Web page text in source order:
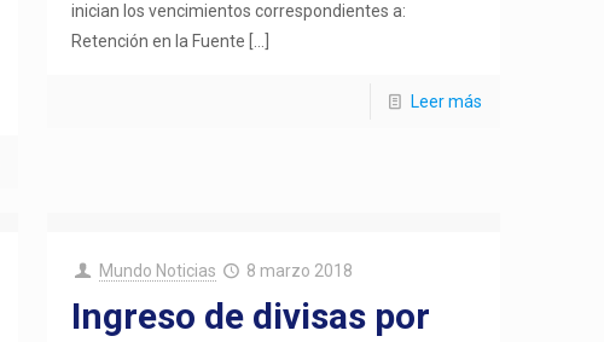
inician los vencimientos correspondientes a:
Retención en la Fuente
Leer más
Mundo Noticias 8 marzo 2018
Ingreso de divisas por